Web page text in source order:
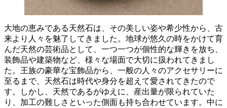
大地の恵みである天然石は、その美しい姿や希少性から、古
来より人々を魅了してきました。地球が悠久の時をかけて育
んだ天然の芸術品として、一つ一つが個性的な輝きを放ち、
装飾品や建築物など、様々な場面で大切に扱われてきまし
た。王族の豪華な宝飾品から、一般の人々のアクセサリーに
至るまで、天然石は時代や身分を超えて愛されてきたので
す。
しかし、天然であるがゆえに、産出量が限られていた
り、加工の難しさといった側面も持ち合わせています。中に